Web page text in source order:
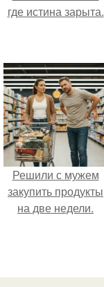
где истина зарыта.
Решили с мужем
закупить продукты
на две недели.